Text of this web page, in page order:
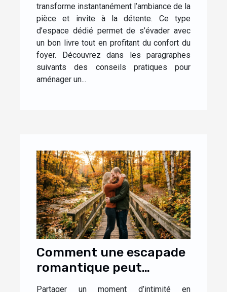
transforme instantanément l’ambiance de la
pièce et invite à la détente. Ce type
d’espace dédié permet de s’évader avec
un bon livre tout en profitant du confort du
foyer. Découvrez dans les paragraphes
suivants des conseils pratiques pour
aménager un...
Comment une escapade
romantique peut
renforcer la complicité
Partager un moment d’intimité en